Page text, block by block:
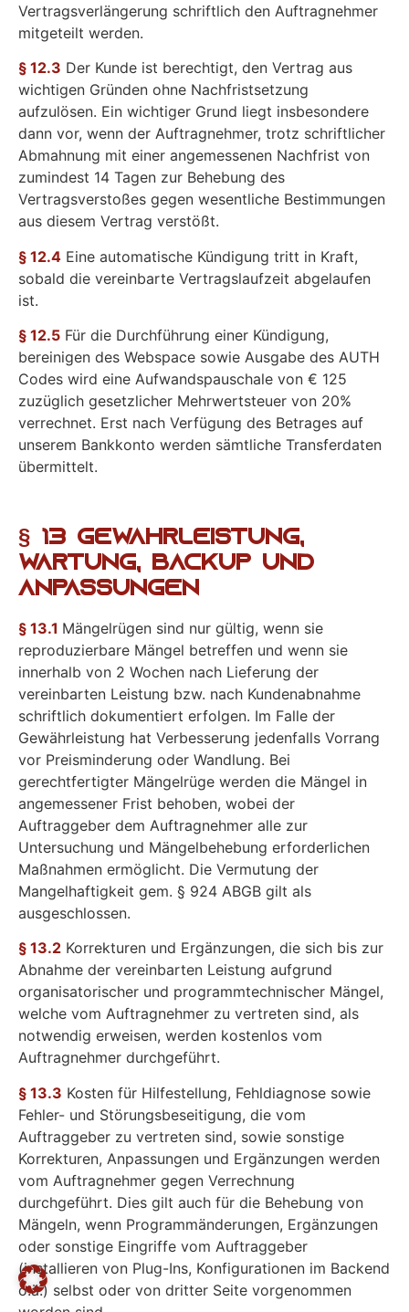
Vertragsverlängerung schriftlich den Auftragnehmer
mitgeteilt werden.
§ 12.3 Der Kunde ist berechtigt, den Vertrag aus
wichtigen Gründen ohne Nachfristsetzung
aufzulösen. Ein wichtiger Grund liegt insbesondere
dann vor, wenn der Auftragnehmer, trotz schriftlicher
Abmahnung mit einer angemessenen Nachfrist von
zumindest 14 Tagen zur Behebung des
Vertragsverstoßes gegen wesentliche Bestimmungen
aus diesem Vertrag verstößt.
§ 12.4 Eine automatische Kündigung tritt in Kraft,
sobald die vereinbarte Vertragslaufzeit abgelaufen
ist.
§ 12.5 Für die Durchführung einer Kündigung,
bereinigen des Webspace sowie Ausgabe des AUTH
Codes wird eine Aufwandspauschale von € 125
zuzüglich gesetzlicher Mehrwertsteuer von 20%
verrechnet. Erst nach Verfügung des Betrages auf
unserem Bankkonto werden sämtliche Transferdaten
übermittelt.
§ 13 Gewährleistung,
Wartung, Backup und
Anpassungen
§ 13.1 Mängelrügen sind nur gültig, wenn sie
reproduzierbare Mängel betreffen und wenn sie
innerhalb von 2 Wochen nach Lieferung der
vereinbarten Leistung bzw. nach Kundenabnahme
schriftlich dokumentiert erfolgen. Im Falle der
Gewährleistung hat Verbesserung jedenfalls Vorrang
vor Preisminderung oder Wandlung. Bei
gerechtfertigter Mängelrüge werden die Mängel in
angemessener Frist behoben, wobei der
Auftraggeber dem Auftragnehmer alle zur
Untersuchung und Mängelbehebung erforderlichen
Maßnahmen ermöglicht. Die Vermutung der
Mangelhaftigkeit gem. § 924 ABGB gilt als
ausgeschlossen.
§ 13.2 Korrekturen und Ergänzungen, die sich bis zur
Abnahme der vereinbarten Leistung aufgrund
organisatorischer und programmtechnischer Mängel,
welche vom Auftragnehmer zu vertreten sind, als
notwendig erweisen, werden kostenlos vom
Auftragnehmer durchgeführt.
§ 13.3 Kosten für Hilfestellung, Fehldiagnose sowie
Fehler- und Störungsbeseitigung, die vom
Auftraggeber zu vertreten sind, sowie sonstige
Korrekturen, Anpassungen und Ergänzungen werden
vom Auftragnehmer gegen Verrechnung
durchgeführt. Dies gilt auch für die Behebung von
Mängeln, wenn Programmänderungen, Ergänzungen
oder sonstige Eingriffe vom Auftraggeber
(installieren von Plug-Ins, Konfigurationen im Backend
o.ä.) selbst oder von dritter Seite vorgenommen